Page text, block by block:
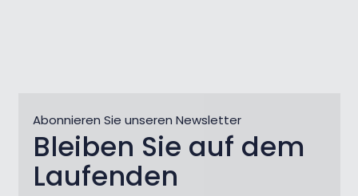
Abonnieren Sie unseren Newsletter
Bleiben Sie auf dem
Laufenden